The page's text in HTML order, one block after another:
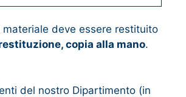
deve essere restituito
copia alla mano.
del nostro Dipartimento (in